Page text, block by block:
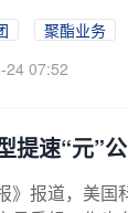
聚酯业务
24 07:52
提速“元”
》报道，美国